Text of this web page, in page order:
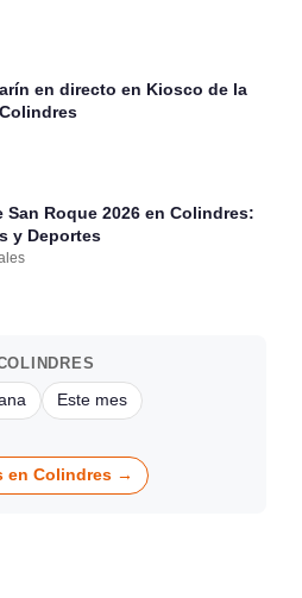
en directo en Kiosco de la
San Roque 2026 en Colindres:
y Deportes
Este mes
en Colindres →